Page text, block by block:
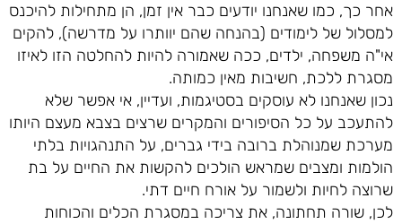
אחר כך, כמו שאנחנו יודעים כבר אין זמן, הן מתחילות להיכנס
למסלול של לימודים (בהנחה שהם יוותרו על מדרשה), להקים
אי"ה משפחה, ילדים, ככה שאמורה להיות להחלטה הזו לאיזו
מסגרת ללכת, חשיבות מאין כמותה.
נכון שאנחנו לא עוסקים בסטיגמות, ועדיין, אי אפשר שלא
להתעכב על כל הסיפורים והמקרים שרצים בצבא מעצם היותו
מערכת שמנוהלת ברובה בידי גברים, על התנהגויות בלתי
הולמות ומצבים שמראש הולכים להקשות את החיים על בת
שרוצה לחיות ולשמור על אורח חיים דתי.
לכן, שורה תחתונה, את צריכה במסגרת הכלים והכוחות